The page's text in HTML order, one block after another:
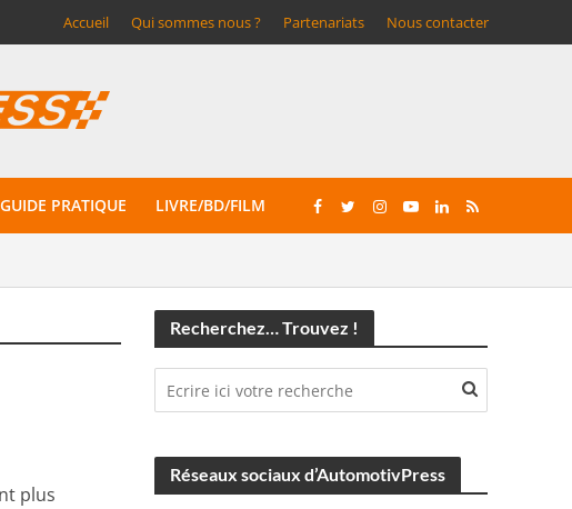
Accueil Qui sommes nous ? Partenariats Nous contacter
GUIDE PRATIQUE LIVRE/BD/FILM
plus
Recherchez… Trouvez !
Réseaux sociaux d’AutomotivPress